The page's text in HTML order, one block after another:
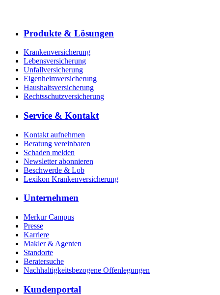
Produkte & Lösungen
Krankenversicherung
Lebensversicherung
Unfallversicherung
Eigenheimversicherung
Haushaltsversicherung
Rechtsschutzversicherung
Service & Kontakt
Kontakt aufnehmen
Beratung vereinbaren
Schaden melden
Newsletter abonnieren
Beschwerde & Lob
Lexikon Krankenversicherung
Unternehmen
Merkur Campus
Presse
Karriere
Makler & Agenten
Standorte
Beratersuche
Nachhaltigkeitsbezogene Offenlegungen
Kundenportal